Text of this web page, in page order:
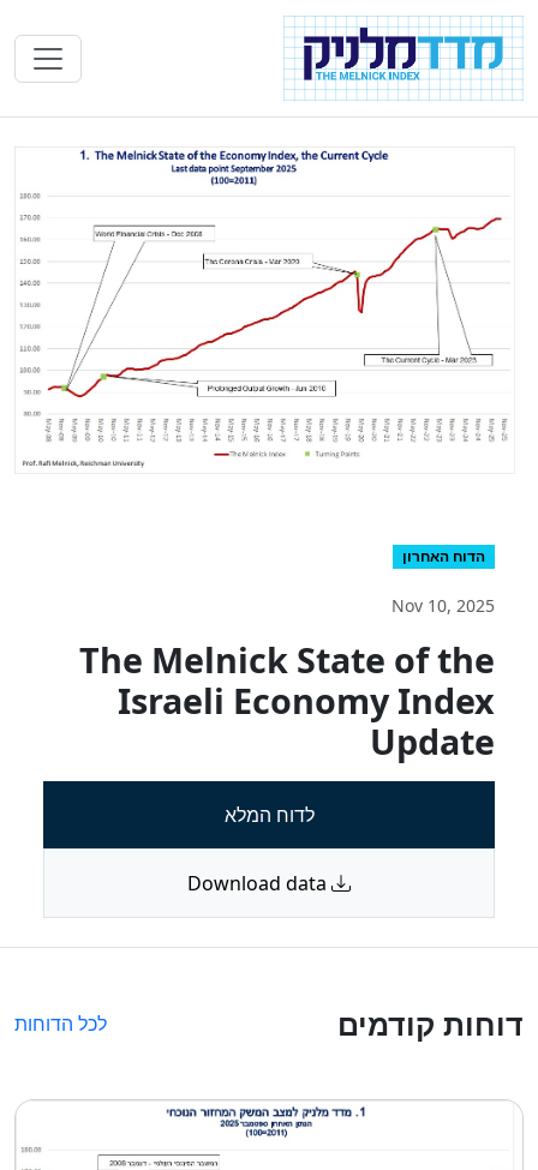
הדוח האחרון
Nov 10, 2025
The Melnick State of the
Israeli Economy Index
Update
לדוח המלא
דוחות קודמים לכל הדוחות